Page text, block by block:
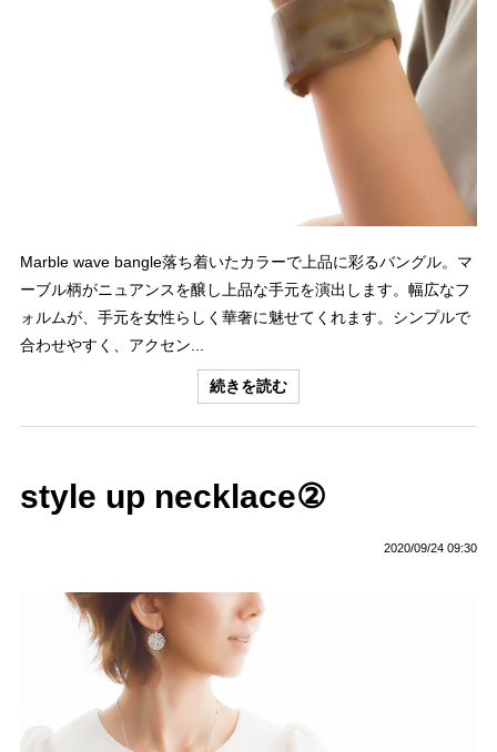
Marble wave bangle落ち着いたカラーで上品に彩るバングル。マ
ーブル柄がニュアンスを醸し上品な手元を演出します。幅広なフ
ォルムが、手元を女性らしく華奢に魅せてくれます。シンプルで
合わせやすく、アクセン...
続きを読む
style up necklace②
2020/09/24 09:30